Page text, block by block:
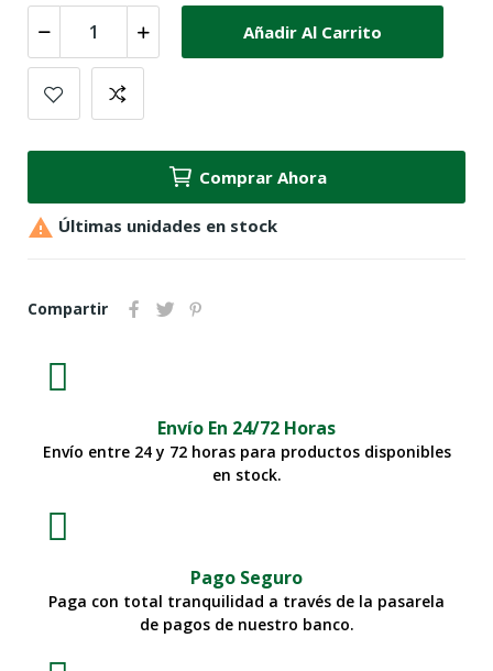
Añadir Al Carrito
Comprar Ahora
 Últimas unidades en stock
Compartir
Envío En 24/72 Horas
Envío entre 24 y 72 horas para productos disponibles
en stock.
Pago Seguro
Paga con total tranquilidad a través de la pasarela
de pagos de nuestro banco.